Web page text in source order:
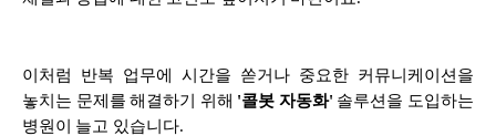
이처럼 반복 업무에 시간을 쏟거나 중요한 커뮤니케이션을
놓치는 문제를 해결하기 위해 '콜봇 자동화' 솔루션을 도입하는
병원이 늘고 있습니다.